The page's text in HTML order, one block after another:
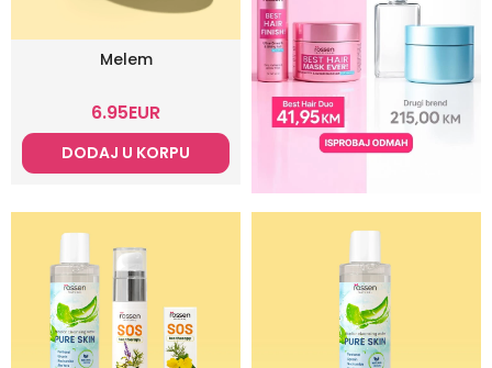
Melem
6.95EUR
DODAJ U KORPU